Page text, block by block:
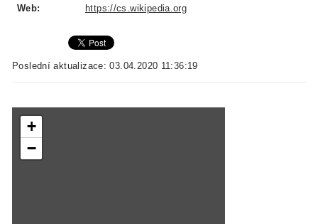
Web:
https://cs.wikipedia.org
Poslední aktualizace: 03.04.2020 11:36:19
+
−